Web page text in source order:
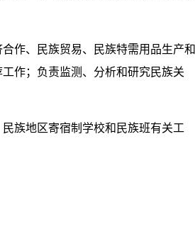
作、民族贸易、民族特需用品生产和
作；负责监测、分析和研究民族关
族地区寄宿制学校和民族班有关工